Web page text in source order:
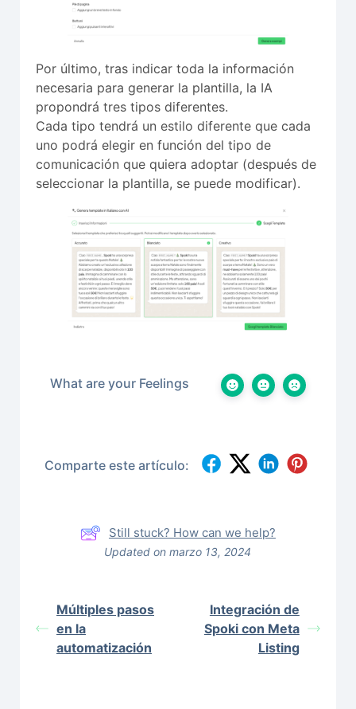
Por último, tras indicar toda la información
necesaria para generar la plantilla, la IA
propondrá tres tipos diferentes.
Cada tipo tendrá un estilo diferente que cada
uno podrá elegir en función del tipo de
comunicación que quiera adoptar (después de
seleccionar la plantilla, se puede modificar).
What are your Feelings
Comparte este artículo:
Still stuck? How can we help?
Updated on marzo 13, 2024
Múltiples pasos
en la
automatización
Integración de
Spoki con Meta
Listing